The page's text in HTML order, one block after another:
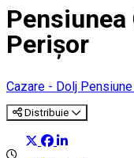
Perișor
Cazare - Dolj
Distribuie